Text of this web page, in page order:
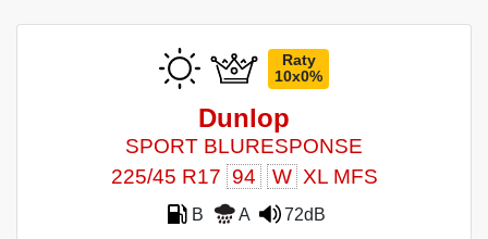
Raty
10x0%
Dunlop
SPORT BLURESPONSE
225/45 R17 94 W XL MFS
B A
72dB